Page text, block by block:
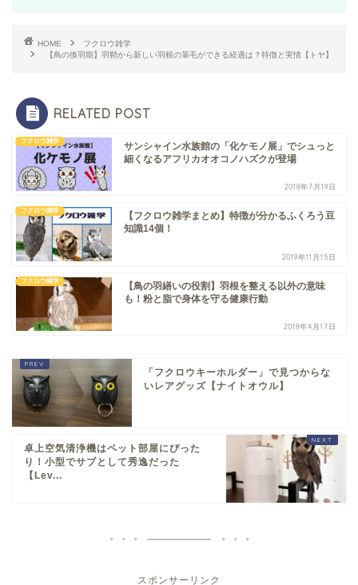
HOME
フクロウ雑学
【鳥の換羽期】羽鞘から新しい羽根の筆毛ができる経過は？特徴と実情【トヤ】
RELATED POST
フクロウ雑学
サンシャイン水族館の「化ケモノ展」でシュっと
細くなるアフリカオオコノハズクが登場
2018年7月19日
フクロウ雑学
【フクロウ雑学まとめ】特徴が分かるふくろう豆
知識14個！
2019年11月15日
フクロウ雑学
【鳥の羽繕いの役割】羽根を整える以外の意味
も！粉と脂で身体を守る健康行動
2018年4月17日
「フクロウキーホルダー」で見つからな
いレアグッズ【ナイトオウル】
卓上空気清浄機はペット部屋にぴった
り！小型でサブとして秀逸だった
【Lev...
スポンサーリンク